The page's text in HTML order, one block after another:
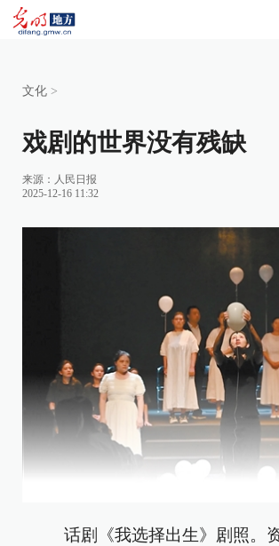
文化 >
戏剧的世界没有残缺
来源： 人民日报
2025-12-16 11:32
话剧《我选择出生》剧照。